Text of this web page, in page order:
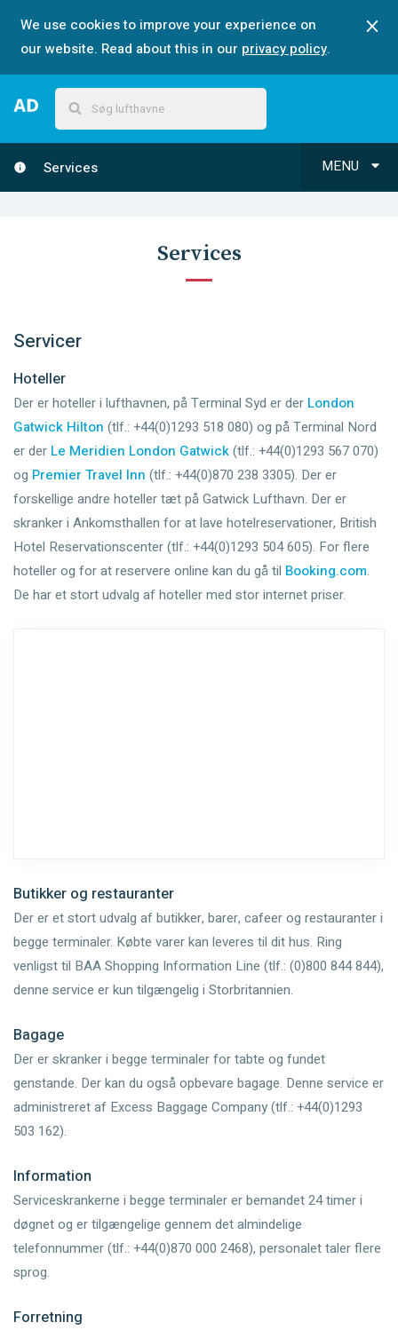
We use cookies to improve your experience on
our website. Read about this in our privacy policy.
MENU
Services
Services
Servicer
Hoteller
Der er hoteller i lufthavnen, på Terminal Syd er der London
Gatwick Hilton (tlf.: +44(0)1293 518 080) og på Terminal Nord
er der Le Meridien London Gatwick(tlf.: +44(0)1293 567 070)
og Premier Travel Inn (tlf.: +44(0)870 238 3305). Der er
forskellige andre hoteller tæt på Gatwick Lufthavn. Der er
skranker i Ankomsthallen for at lave hotelreservationer, British
Hotel Reservationscenter (tlf.: +44(0)1293 504 605). For flere
hoteller og for at reservere online kan du gå til Booking.com.
De har et stort udvalg af hoteller med stor internet priser.
Butikker og restauranter
Der er et stort udvalg af butikker, barer, cafeer og restauranter i
begge terminaler. Købte varer kan leveres til dit hus. Ring
venligst til BAA Shopping Information Line (tlf.: (0)800 844 844),
denne service er kun tilgængelig i Storbritannien.
Bagage
Der er skranker i begge terminaler for tabte og fundet
genstande. Der kan du også opbevare bagage. Denne service er
administreret af Excess Baggage Company (tlf.: +44(0)1293
503 162).
Information
Serviceskrankerne i begge terminaler er bemandet 24 timer i
døgnet og er tilgængelige gennem det almindelige
telefonnummer (tlf.: +44(0)870 000 2468), personalet taler flere
sprog.
Forretning